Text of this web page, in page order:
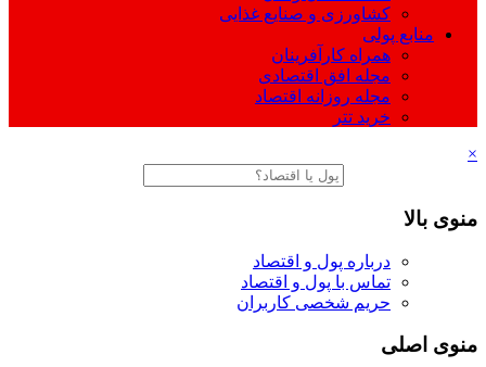
کشاورزی و صنایع غذایی
منابع پولی
همراه کارآفرینان
مجله افق اقتصادی
مجله روزانه اقتصاد
خرید تتر
×
منوی بالا
درباره پول و اقتصاد
تماس با پول و اقتصاد
حریم شخصی کاربران
منوی اصلی